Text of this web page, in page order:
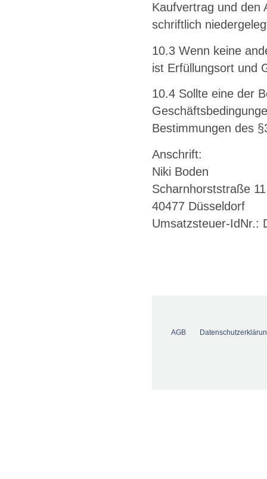
Kaufvertrag und den
schriftlich
10.3 Wenn keine
ist Erfüllungsort und
10.4 Sollte eine der
Bestimmungen des
Anschrift:
Niki Boden
Scharnhorststraße 11
40477 Düsseldorf
Umsatzsteuer-IdNr.:
AGB